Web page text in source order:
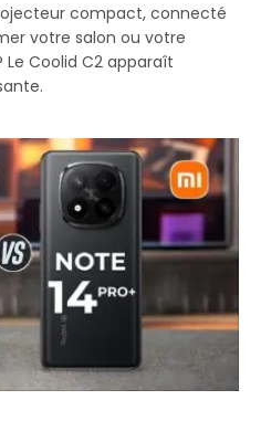
compact, connecté
votre salon ou votre
Coolid C2 apparaît